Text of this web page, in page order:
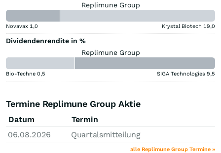
Replimune Group
Novavax 1,0 Krystal Biotech 19,0
Dividendenrendite in %
Replimune Group
Bio-Techne 0,5 SIGA Technologies 9,5
Termine Replimune Group Aktie
Datum
Termin
06.08.2026
Quartalsmitteilung
alle Replimune Group Termine »